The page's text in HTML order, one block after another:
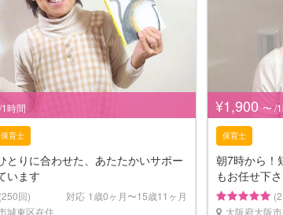
時間
保育士
とりに合わせた、あたたかいサポー
います
(250回) 対応 1歳0ヶ月〜15歳11ヶ月
城東区在住
¥1,900 〜 /
保育士
朝7時から！
もお任せ下さ
大阪府大阪